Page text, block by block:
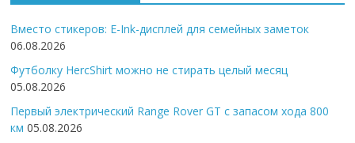
Вместо стикеров: E-Ink-дисплей для семейных заметок
06.08.2026
Футболку HercShirt можно не стирать целый месяц
05.08.2026
Первый электрический Range Rover GT с запасом хода 800
км 05.08.2026